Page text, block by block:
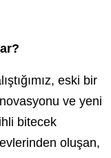
eski bir
ve yeni
bitecek
oluşan,